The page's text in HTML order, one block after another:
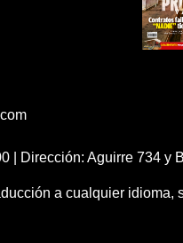
| Dirección: Aguirre 734 y
a cualquier